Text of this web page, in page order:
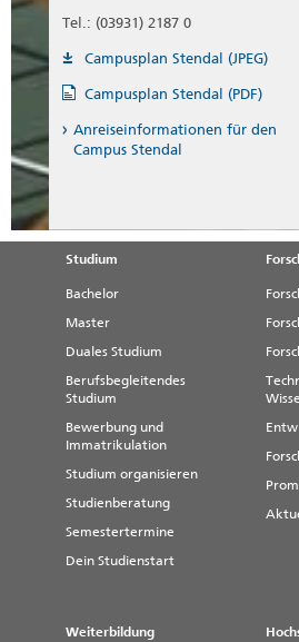
Tel.: (03931) 2187 0
Campusplan Stendal (JPEG)
Campusplan Stendal (PDF)
Anreiseinformationen für den
Campus Stendal
Studium
Bachelor
Master
Duales Studium
Berufsbegleitendes
Studium
Bewerbung und
Immatrikulation
Studium organisieren
Studienberatung
Semestertermine
Dein Studienstart
Weiterbildung